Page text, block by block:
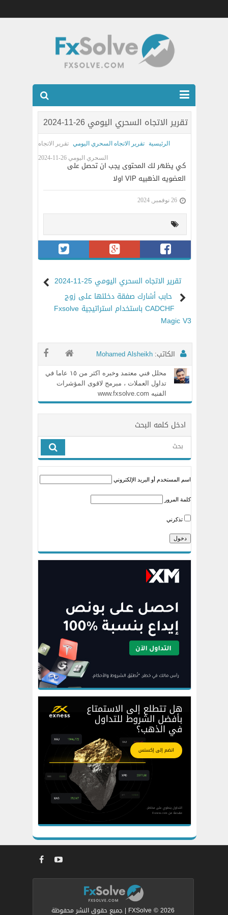
شركات الفوركس المرخصه
العضويه الذهبيه VIP
اتصل بنا
تقرير الاتجاه السحري اليومي 26-11-2024
الرئيسية تقرير الاتجاه السحري اليومي تقرير الاتجاه
السحري اليومي 26-11-2024
كي يظهر لك المحتوى يجب ان تحصل على
العضويه الذهبيه VIP اولا
26 نوفمبر, 2024
تقرير الاتجاه السحري اليومي 25-11-2024
حابب أشارك صفقة دخلتها على زوج
CADCHF باستخدام استراتيجية Fxsolve
Magic V3
الكاتب: Mohamed Alsheikh
محلل فني معتمد وخبره اكثر من ١٥ عاما في
تداول العملات ، مبرمج لاقوى المؤشرات
الفنيه www.fxsolve.com
ادخل كلمه البحث
اسم المستخدم أو البريد الإلكتروني
كلمة المرور
تذكرني
FXSolve © 2026 | جميع حقوق النشر محفوظة